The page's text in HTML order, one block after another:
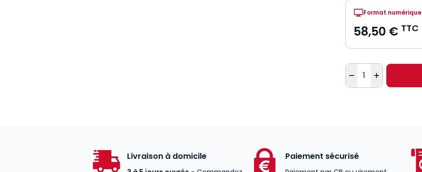
Format numérique
58,50 € TTC
Quantité
Livraison à domicile Paiement sécurisé